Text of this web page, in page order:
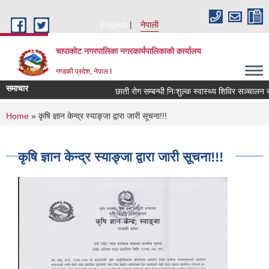
English
नेपाली
चापाकोट नगरपालिका नगरकार्यपालिकाको कार्यालय
गण्डकी प्रदेश, नेपाल I
समाचार छाती रोग सम्बन्धी निःशुल्क स्वास्थ्य शिविर सञ्चालन
You are here
Home » कृषि ज्ञान केन्द्र स्याङ्जा द्वारा जारी सूचना!!!
कृषि ज्ञान केन्द्र स्याङ्जा द्वारा जारी सूचना!!!